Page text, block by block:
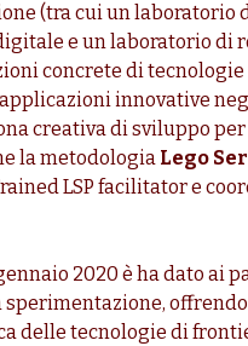
(tra cui un laboratorio
e un laboratorio di
concrete di
innovative
creativa di sviluppo
la metodologia Lego
LSP facilitator e
2020 è ha dato ai
delle tecnologie di